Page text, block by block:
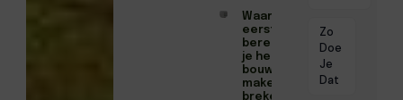
Waarom de
eerste
berekeningen
je hele
bouwproject
maken of
breken
Zo
Doe
Je
Dat